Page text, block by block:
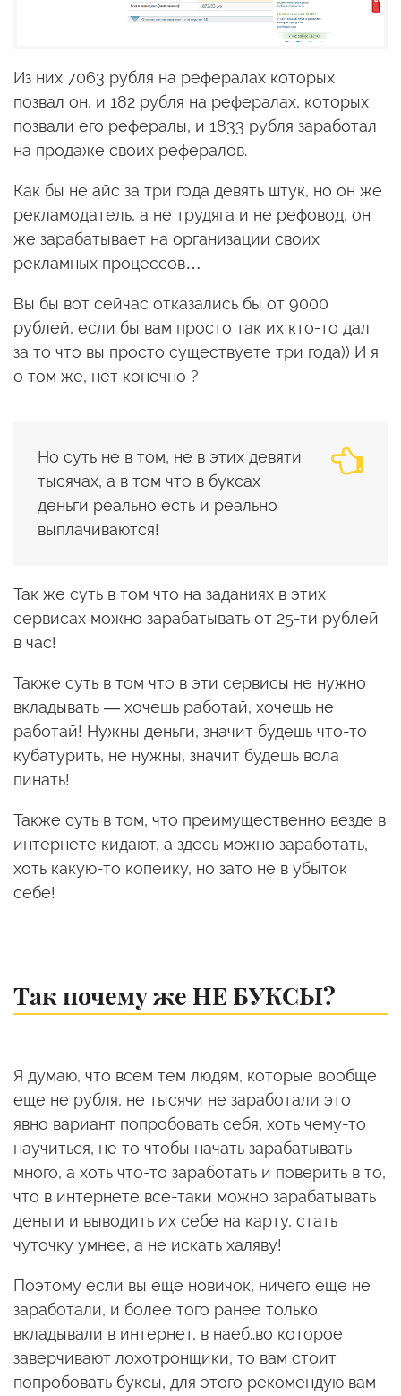
Из них 7063 рубля на рефералах которых
позвал он, и 182 рубля на рефералах, которых
позвали его рефералы, и 1833 рубля заработал
на продаже своих рефералов.
Как бы не айс за три года девять штук, но он же
рекламодатель, а не трудяга и не рефовод, он
же зарабатывает на организации своих
рекламных процессов…
Вы бы вот сейчас отказались бы от 9000
рублей, если бы вам просто так их кто-то дал
за то что вы просто существуете три года)) И я
о том же, нет конечно ?
Но суть не в том, не в этих девяти
тысячах, а в том что в буксах
деньги реально есть и реально
выплачиваются!
Так же суть в том что на заданиях в этих
сервисах можно зарабатывать от 25-ти рублей
в час!
Также суть в том что в эти сервисы не нужно
вкладывать — хочешь работай, хочешь не
работай! Нужны деньги, значит будешь что-то
кубатурить, не нужны, значит будешь вола
пинать!
Также суть в том, что преимущественно везде в
интернете кидают, а здесь можно заработать,
хоть какую-то копейку, но зато не в убыток
себе!
Так почему же НЕ БУКСЫ?
Я думаю, что всем тем людям, которые вообще
еще не рубля, не тысячи не заработали это
явно вариант попробовать себя, хоть чему-то
научиться, не то чтобы начать зарабатывать
много, а хоть что-то заработать и поверить в то,
что в интернете все-таки можно зарабатывать
деньги и выводить их себе на карту, стать
чуточку умнее, а не искать халяву!
Поэтому если вы еще новичок, ничего еще не
заработали, и более того ранее только
вкладывали в интернет, в наеб..во которое
заверчивают лохотронщики, то вам стоит
попробовать буксы, для этого рекомендую вам